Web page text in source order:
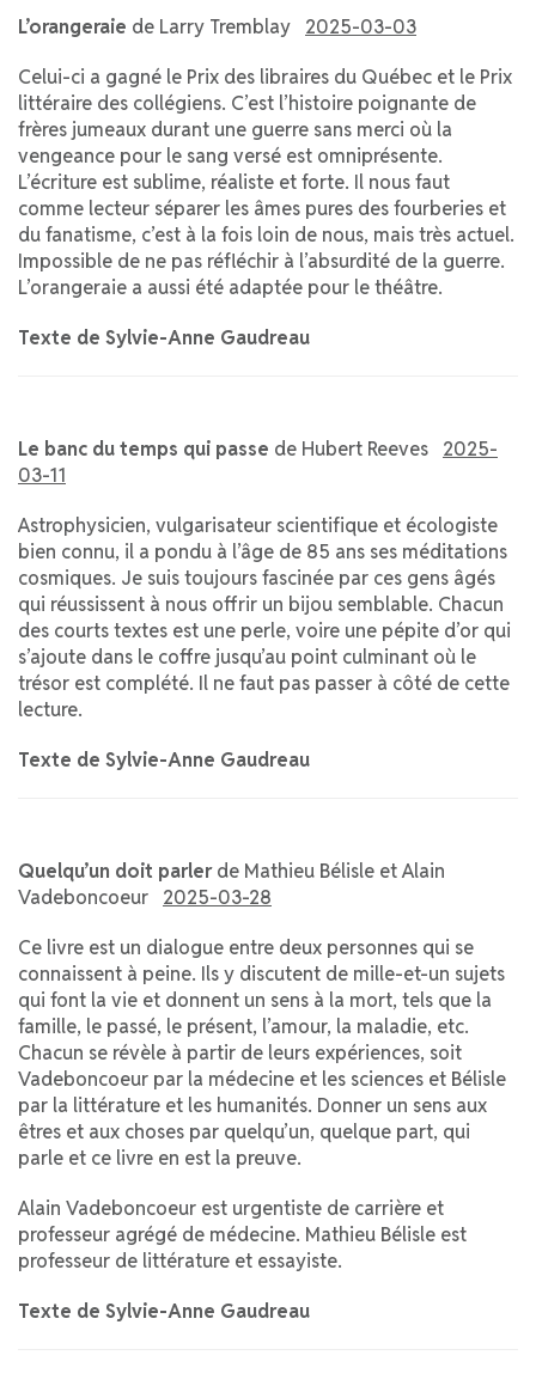
L’orangeraie de Larry Tremblay 2025-03-03
Celui-ci a gagné le Prix des libraires du Québec et le Prix
littéraire des collégiens. C’est l’histoire poignante de
frères jumeaux durant une guerre sans merci où la
vengeance pour le sang versé est omniprésente.
L’écriture est sublime, réaliste et forte. Il nous faut
comme lecteur séparer les âmes pures des fourberies et
du fanatisme, c’est à la fois loin de nous, mais très actuel.
Impossible de ne pas réfléchir à l’absurdité de la guerre.
L’orangeraie a aussi été adaptée pour le théâtre.
Texte de Sylvie-Anne Gaudreau
Le banc du temps qui passe de Hubert Reeves 2025-
03-11
Astrophysicien, vulgarisateur scientifique et écologiste
bien connu, il a pondu à l’âge de 85 ans ses méditations
cosmiques. Je suis toujours fascinée par ces gens âgés
qui réussissent à nous offrir un bijou semblable. Chacun
des courts textes est une perle, voire une pépite d’or qui
s’ajoute dans le coffre jusqu’au point culminant où le
trésor est complété. Il ne faut pas passer à côté de cette
lecture.
Texte de Sylvie-Anne Gaudreau
Quelqu’un doit parlerde Mathieu Bélisle et Alain
Vadeboncoeur 2025-03-28
Ce livre est un dialogue entre deux personnes qui se
connaissent à peine. Ils y discutent de mille-et-un sujets
qui font la vie et donnent un sens à la mort, tels que la
famille, le passé, le présent, l’amour, la maladie, etc.
Chacun se révèle à partir de leurs expériences, soit
Vadeboncoeur par la médecine et les sciences et Bélisle
par la littérature et les humanités. Donner un sens aux
êtres et aux choses par quelqu’un, quelque part, qui
parle et ce livre en est la preuve.
Alain Vadeboncoeur est urgentiste de carrière et
professeur agrégé de médecine. Mathieu Bélisle est
professeur de littérature et essayiste.
Texte de Sylvie-Anne Gaudreau